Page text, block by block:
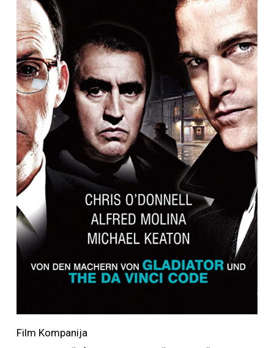
Film Kompanija